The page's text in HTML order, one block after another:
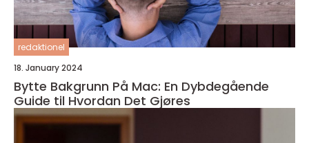
redaktionel
18. January 2024
Bytte Bakgrunn På Mac: En Dybdegående
Guide til Hvordan Det Gjøres